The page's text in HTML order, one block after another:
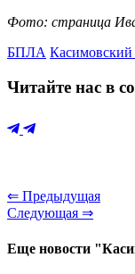
Фото: страница
БПЛА Касимовский
Читайте нас в
⇐ Предыдущая
Следующая ⇒
Еще новости